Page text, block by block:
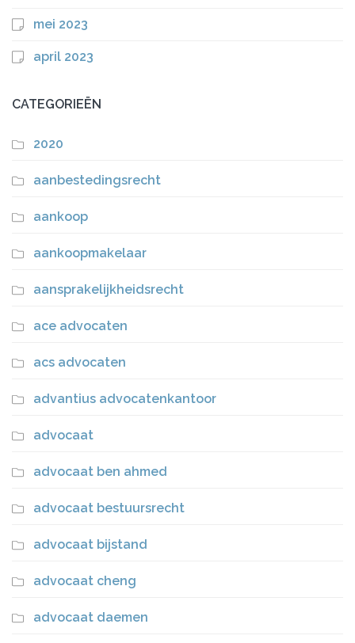
mei 2023
april 2023
CATEGORIEËN
2020
aanbestedingsrecht
aankoop
aankoopmakelaar
aansprakelijkheidsrecht
ace advocaten
acs advocaten
advantius advocatenkantoor
advocaat
advocaat ben ahmed
advocaat bestuursrecht
advocaat bijstand
advocaat cheng
advocaat daemen